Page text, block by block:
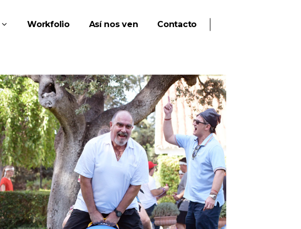
Workfolio Así nos ven Contacto